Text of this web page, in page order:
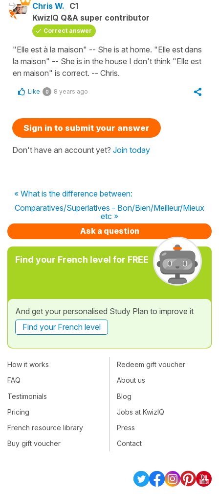
Chris W. C1
KwizIQ Q&A super contributor
Correct answer
"Elle est à la maison" -- She is at home. "Elle est dans
la maison" -- She is in the house I don't think "Elle est
en maison" is correct. -- Chris.
Like 0 8 years ago
Sign in to submit your answer
Don't have an account yet? Join today
« What is the difference between:
Comparatives/Superlatives - Bon/Bien/Meilleur/Mieux
etc »
Ask a question
Find your French level for FREE
And get your personalised Study Plan to improve it
Find your French level
How it works
FAQ
Testimonials
Pricing
French resource library
Buy gift voucher
Redeem gift voucher
About us
Blog
Jobs at KwizIQ
Press
Contact